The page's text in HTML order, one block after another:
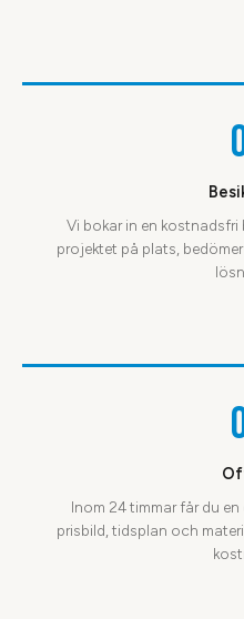
Vi bokar in en kostnadsfri
projektet på plats,
Inom 24 timmar får du
prisbild, tidsplan och